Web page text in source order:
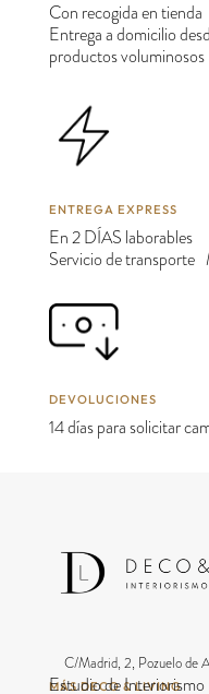
Con recogida en tienda
Entrega a domicilio
productos voluminosos
ENTREGA EXPRESS
En 2 DÍAS laborables
Servicio de transporte
DEVOLUCIONES
14 días para solicitar
C/Madrid, 2, Pozuelo
MÁS DECO & LIVING
Estudio de Interiorismo